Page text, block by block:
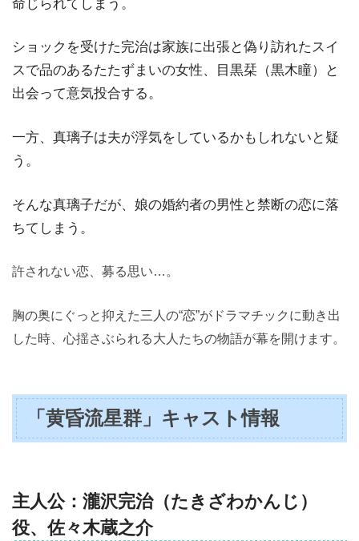
命じられてしまう。
ショックを受けた完治は家族に出張と偽り訪れたスイ
スで品のあるたたずまいの女性、目黒栞（黒木瞳）と
出会って意気投合する。
一方、真璃子は夫が浮気をしているかもしれないと疑
う。
そんな真璃子だが、娘の婚約者の男性と禁断の恋に落
ちてしまう。
許されない恋、募る思い…。
胸の奥にぐっと抑えた三人の“恋”がドラマチックに動き出
した時、心揺さぶられる大人たちの物語が幕を開けます。
「黄昏流星群」キャスト情報
主人公：瀧沢完治（たきざわかんじ）
役、佐々木蔵之介